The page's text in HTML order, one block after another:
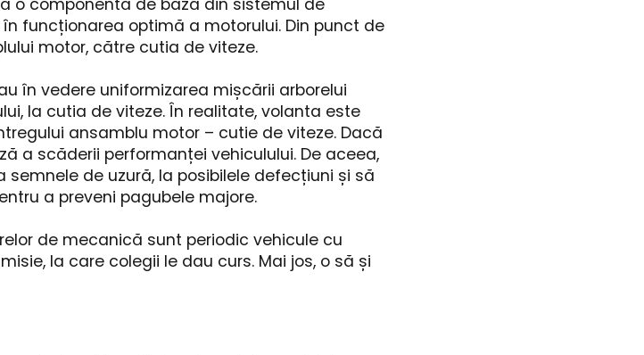
o componentă de bază din sistemul de
funcționarea optimă a motorului. Din punct de
motor, către cutia de viteze.
în vedere uniformizarea mișcării arborelui
la cutia de viteze. În realitate, volanta este
ansamblu motor – cutie de viteze. Dacă
a scăderii performanței vehiculului. De aceea,
de uzură, la posibilele defecțiuni și să
a preveni pagubele majore.
de mecanică sunt periodic vehicule cu
la care colegii le dau curs. Mai jos, o să și